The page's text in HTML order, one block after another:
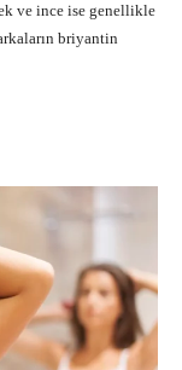
ve ince ise genellikle
briyantin